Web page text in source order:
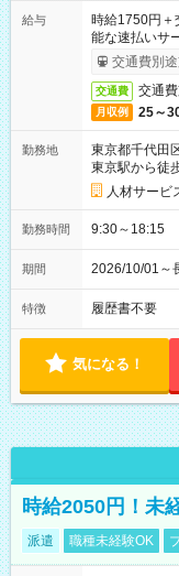
給与
時給1750円
能な速払いサ
交通費別
交通費 交通
月収例 25～
勤務地
東京都千代田
東京駅から徒
人材サービ
勤務時間 9:30～18:15
期間 2026/10/01
特徴 履歴書不要
気になる！
時給2050円！未
派遣 職種未経験OK